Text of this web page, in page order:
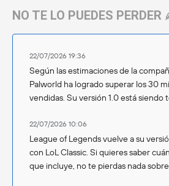
NO TE LO PUEDES
22/07/2026 19:36
Según las estimaciones de la
Palworld ha logrado superar los 30
vendidas. Su versión 1.0 está siendo
22/07/2026 10:06
League of Legends vuelve a su
con LoL Classic. Si quieres saber
que incluye, no te pierdas nada sobre